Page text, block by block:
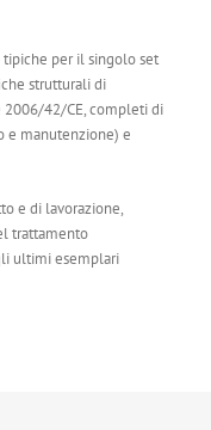
per il singolo set
strutturali di
2006/42/CE, completi di
e manutenzione) e
e di lavorazione,
trattamento
ultimi esemplari